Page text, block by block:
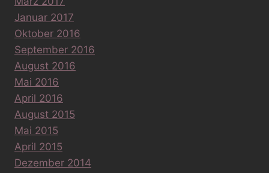
Januar 2017
Oktober 2016
September 2016
August 2016
Mai 2016
April 2016
August 2015
Mai 2015
April 2015
Dezember 2014